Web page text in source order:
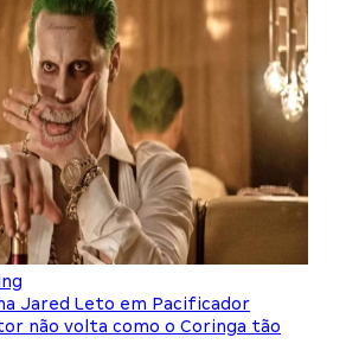
Jared Leto em Pacificador
não volta como o Coringa tão